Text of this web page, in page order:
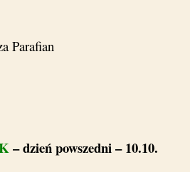
Parafian
– dzień powszedni – 10.10.